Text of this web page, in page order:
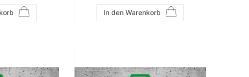
In den Warenkorb